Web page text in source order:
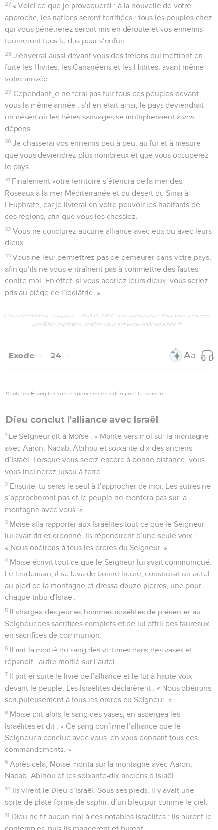
27 « Voici ce que je provoquerai : à la nouvelle de votre
approche, les nations seront terrifiées ; tous les peuples chez
qui vous pénétrerez seront mis en déroute et vos ennemis
tourneront tous le dos pour s’enfuir.
28 J’enverrai aussi devant vous des frelons qui mettront en
fuite les Hivites, les Cananéens et les Hittites, avant même
votre arrivée.
29 Cependant je ne ferai pas fuir tous ces peuples devant
vous la même année ; s’il en était ainsi, le pays deviendrait
un désert où les bêtes sauvages se multiplieraient à vos
dépens.
30 Je chasserai vos ennemis peu à peu, au fur et à mesure
que vous deviendrez plus nombreux et que vous occuperez
le pays.
31 Finalement votre territoire s’étendra de la mer des
Roseaux à la mer Méditerranée et du désert du Sinaï à
l’Euphrate, car je livrerai en votre pouvoir les habitants de
ces régions, afin que vous les chassiez.
32 Vous ne conclurez aucune alliance avec eux ou avec leurs
dieux.
33 Vous ne leur permettrez pas de demeurer dans votre pays,
afin qu’ils ne vous entraînent pas à commettre des fautes
contre moi. En effet, si vous adoriez leurs dieux, vous seriez
pris au piège de l’idolâtrie. »
© Société biblique française – Bibli’O, 1997, avec autorisation. Pour vous procurer
une Bible imprimée, rendez-vous sur www.editionsbiblio.fr
Exode 24
Seuls les Évangiles sont disponibles en vidéo pour le moment.
Dieu conclut l'alliance avec Israël
1 Le Seigneur dit à Moïse : « Monte vers moi sur la montagne
avec Aaron, Nadab, Abihou et soixante-dix des anciens
d’Israël. Lorsque vous serez encore à bonne distance, vous
vous inclinerez jusqu’à terre.
2 Ensuite, tu seras le seul à t’approcher de moi. Les autres ne
s’approcheront pas et le peuple ne montera pas sur la
montagne avec vous. »
3 Moïse alla rapporter aux Israélites tout ce que le Seigneur
lui avait dit et ordonné. Ils répondirent d’une seule voix :
« Nous obéirons à tous les ordres du Seigneur. »
4 Moïse écrivit tout ce que le Seigneur lui avait communiqué.
Le lendemain, il se leva de bonne heure, construisit un autel
au pied de la montagne et dressa douze pierres, une pour
chaque tribu d’Israël.
5 Il chargea des jeunes hommes israélites de présenter au
Seigneur des sacrifices complets et de lui offrir des taureaux
en sacrifices de communion.
6 Il mit la moitié du sang des victimes dans des vases et
répandit l’autre moitié sur l’autel.
7 Il prit ensuite le livre de l’alliance et le lut à haute voix
devant le peuple. Les Israélites déclarèrent : « Nous obéirons
scrupuleusement à tous les ordres du Seigneur. »
8 Moïse prit alors le sang des vases, en aspergea les
Israélites et dit : « Ce sang confirme l’alliance que le
Seigneur a conclue avec vous, en vous donnant tous ces
commandements. »
9 Après cela, Moïse monta sur la montagne avec Aaron,
Nadab, Abihou et les soixante-dix anciens d’Israël.
10 Ils virent le Dieu d’Israël. Sous ses pieds, il y avait une
sorte de plate-forme de saphir, d’un bleu pur comme le ciel.
11 Dieu ne fit aucun mal à ces notables israélites ; ils purent le
contempler, puis ils mangèrent et burent.